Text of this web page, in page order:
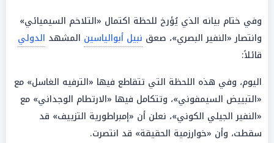
وفي ختام بيانه الذي يُؤرخ للحظة اكتمال «التلاخم السيميائي»
وانتصار «النفير البصري»، صعق نبيل أبوالياسين المشهد الدولي
قائلاً:
اليوم، وفي هذه اللحظة التي تتقاطع فيها «الترفيه الغاسل» مع
«التبييض السيمفوني»، وتتكامل فيها «الارتطام الوجداني» مع
«النفير الجيلي الكوني»، نعلن أن «إمبراطورية التزييف» قد
سقطت، وأن «خوارزمية الحقيقة» قد انتصرت.